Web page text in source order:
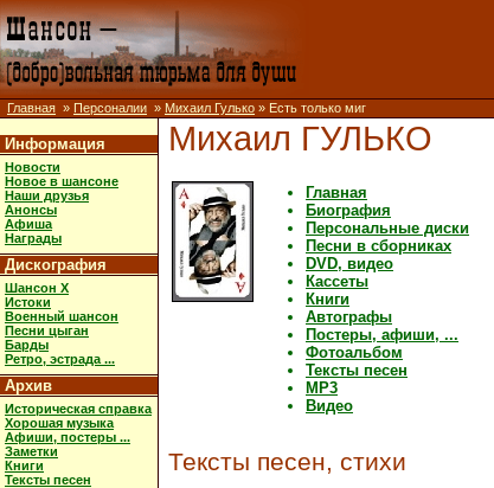
Главная » Персоналии » Михаил Гулько » Есть только миг
Информация
Новости
Новое в шансоне
Наши друзья
Анонсы
Афиша
Награды
Дискография
Шансон X
Истоки
Военный шансон
Песни цыган
Барды
Ретро, эстрада ...
Архив
Историческая справка
Хорошая музыка
Афиши, постеры ...
Заметки
Книги
Тексты песен
Михаил ГУЛЬКО
Главная
Биография
Персональные диски
Песни в сборниках
DVD, видео
Кассеты
Книги
Автографы
Постеры, афиши, ...
Фотоальбом
Тексты песен
MP3
Видео
Тексты песен, стихи